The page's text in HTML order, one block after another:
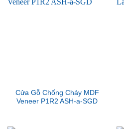
Cửa Gỗ Chống Cháy MDF
Veneer P1R2 ASH-a-SGD